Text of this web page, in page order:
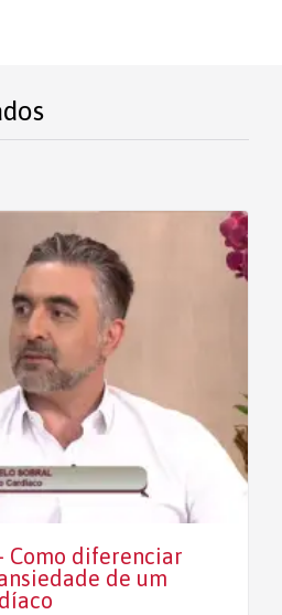
Como diferenciar
de um